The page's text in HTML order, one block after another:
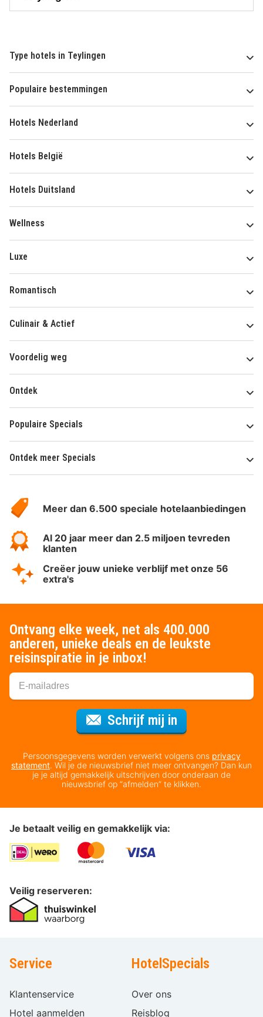
Type hotels in Teylingen
Populaire bestemmingen
Hotels Nederland
Hotels België
Hotels Duitsland
Wellness
Luxe
Romantisch
Culinair & Actief
Voordelig weg
Ontdek
Populaire Specials
Ontdek meer Specials
HotelSpecials
Meer dan 6.500 speciale hotelaanbiedingen
Al 20 jaar meer dan 2.5 miljoen tevreden
klanten
Creëer jouw unieke verblijf met onze 56
extra's
Ontvang elke week, net als 400.000
anderen, unieke deals en de leukste
reisinspiratie in je inbox!
Schrijf mij in
Persoonsgegevens worden verwerkt volgens ons privacy
statement. Wil je de nieuwsbrief niet meer ontvangen? Dan kun
je je altijd gemakkelijk uitschrijven door onderaan de
nieuwsbrief op “afmelden” te klikken.
Je betaalt veilig en gemakkelijk via:
Veilig reserveren:
Service
Klantenservice
Hotel aanmelden
HotelSpecials
Over ons
Reisblog